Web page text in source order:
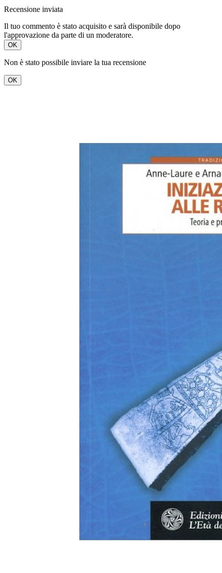
Recensione inviata
Il tuo commento è stato acquisito e sarà disponibile dopo
l'approvazione da parte di un moderatore.
OK
Non è stato possibile inviare la tua recensione
OK